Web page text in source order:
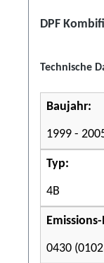
DPF
Technische
Baujahr:
1999 -
Typ:
4B
0430